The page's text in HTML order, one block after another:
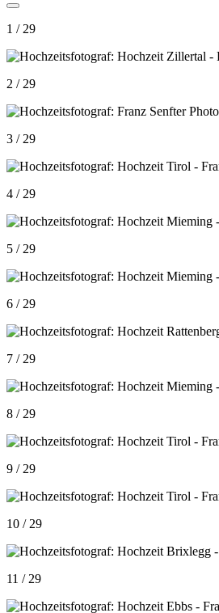
1 / 29
2 / 29
3 / 29
4 / 29
5 / 29
6 / 29
7 / 29
8 / 29
9 / 29
10 / 29
11 / 29